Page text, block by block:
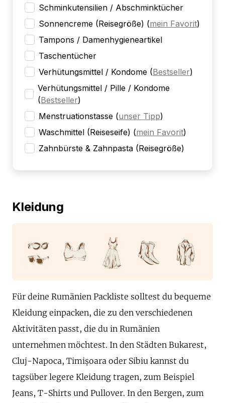
Schminkutensilien / Abschminktücher
Sonnencreme (Reisegröße) (mein Favorit)
Tampons / Damenhygieneartikel
Taschentücher
Verhütungsmittel / Kondome (Bestseller)
Verhütungsmittel / Pille / Kondome
(Bestseller)
Menstruationstasse (unser Tipp)
Waschmittel (Reiseseife) (mein Favorit)
Zahnbürste & Zahnpasta (Reisegröße)
Kleidung
Für deine Rumänien Packliste solltest du bequeme
Kleidung einpacken, die zu den verschiedenen
Aktivitäten passt, die du in Rumänien
unternehmen möchtest. In den Städten Bukarest,
Cluj-Napoca, Timișoara oder Sibiu kannst du
tagsüber legere Kleidung tragen, zum Beispiel
Jeans, T-Shirts und Pullover. In den Bergen, zum